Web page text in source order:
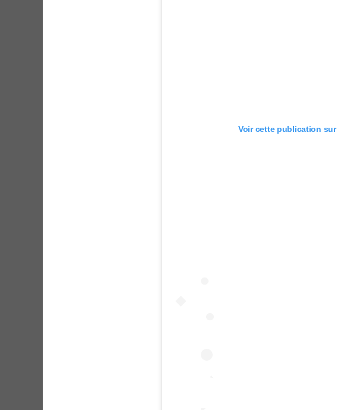
Voir cette publication sur